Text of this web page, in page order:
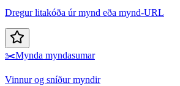
Dregur litakóða úr mynd eða mynd-URL
✂️Mynda myndasumar
Vinnur og sníður myndir